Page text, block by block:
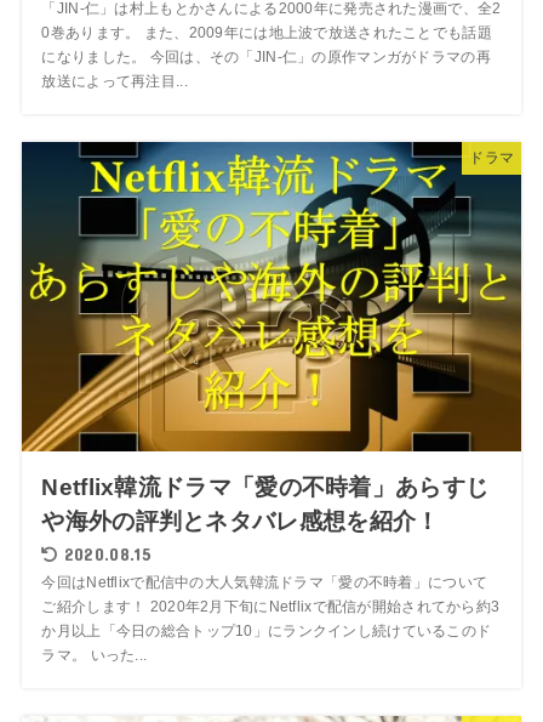
「JIN-仁」は村上もとかさんによる2000年に発売された漫画で、全2
0巻あります。 また、2009年には地上波で放送されたことでも話題
になりました。 今回は、その「JIN-仁」の原作マンガがドラマの再
放送によって再注目...
ドラマ
Netflix韓流ドラマ「愛の不時着」あらすじ
や海外の評判とネタバレ感想を紹介！
2020.08.15
今回はNetflixで配信中の大人気韓流ドラマ「愛の不時着」について
ご紹介します！ 2020年2月下旬にNetflixで配信が開始されてから約3
か月以上「今日の総合トップ10」にランクインし続けているこのド
ラマ。 いった...